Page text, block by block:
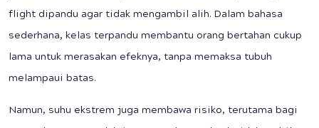
flight dipandu agar tidak mengambil alih. Dalam bahasa
sederhana, kelas terpandu membantu orang bertahan cukup
lama untuk merasakan efeknya, tanpa memaksa tubuh
melampaui batas.
Namun, suhu ekstrem juga membawa risiko, terutama bagi